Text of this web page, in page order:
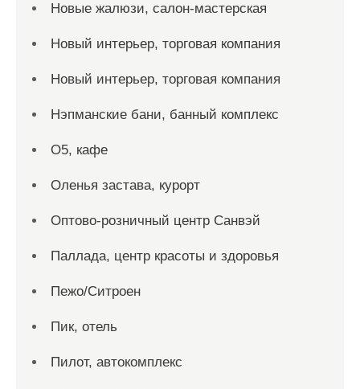
Новые жалюзи, салон-мастерская
Новый интерьер, торговая компания
Новый интерьер, торговая компания
Нэпманские бани, банный комплекс
О5, кафе
Оленья застава, курорт
Оптово-розничный центр Санвэй
Паллада, центр красоты и здоровья
Пежо/Ситроен
Пик, отель
Пилот, автокомплекс